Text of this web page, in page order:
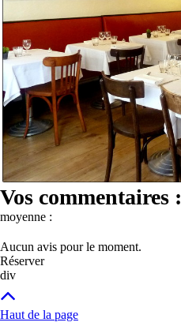
Vos commentaires :
moyenne :
Aucun avis pour le moment.
Réserver
div
Haut de la page